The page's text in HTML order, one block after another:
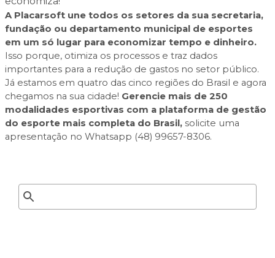
A Placarsoft une todos os setores da sua secretaria,
fundação ou departamento municipal de esportes
em um só lugar para economizar tempo e dinheiro.
Isso porque, otimiza os processos e traz dados
importantes para a redução de gastos no setor público.
Já estamos em quatro das cinco regiões do Brasil e agora
chegamos na sua cidade! Gerencie mais de 250
modalidades esportivas com a plataforma de gestão
do esporte mais completa do Brasil, solicite uma
apresentação no Whatsapp (48) 99657-8306.